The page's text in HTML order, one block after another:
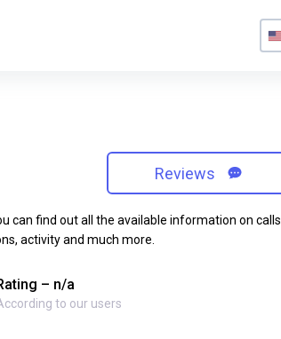
Reviews
can find out all the available information on calls
activity and much more.
– n/a
to our users